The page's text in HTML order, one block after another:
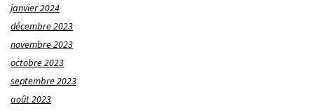
janvier 2024
décembre 2023
novembre 2023
octobre 2023
septembre 2023
août 2023